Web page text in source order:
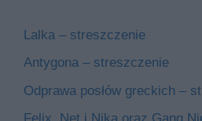
Lalka – streszczenie
Antygona – streszczenie
Odprawa posłów greckich –